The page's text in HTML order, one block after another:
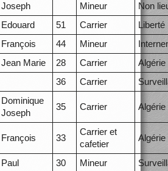
Joseph Mineur
Non
Edouard 51 Carrier
Liberté
François 44 Mineur
Jean Marie 28 Carrier
36 Carrier
Dominique
Joseph
35 Carrier Algérie
François 33
Carrier et
cafetier
Paul 30 Mineur